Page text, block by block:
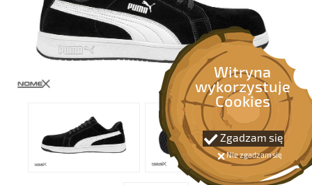
Witryna
wykorzystuje
Cookies
Zgadzam się
Nie zgadzam się
OCHRONA NA WYSOKOŚCI
OCHRONA PRZECIWPOŻAROWA
BEZPIECZEŃSTWO RUCHU